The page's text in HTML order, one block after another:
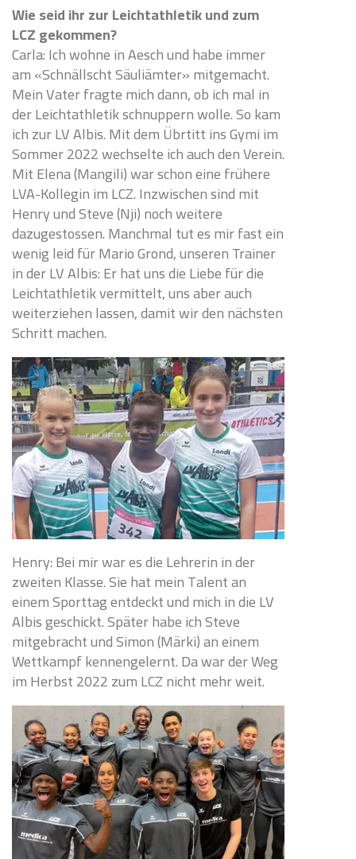
Wie seid ihr zur Leichtathletik und zum
LCZ gekommen?
Carla: Ich wohne in Aesch und habe immer
am «Schnällscht Säuliämter» mitgemacht.
Mein Vater fragte mich dann, ob ich mal in
der Leichtathletik schnuppern wolle. So kam
ich zur LV Albis. Mit dem Übrtitt ins Gymi im
Sommer 2022 wechselte ich auch den Verein.
Mit Elena (Mangili) war schon eine frühere
LVA-Kollegin im LCZ. Inzwischen sind mit
Henry und Steve (Nji) noch weitere
dazugestossen. Manchmal tut es mir fast ein
wenig leid für Mario Grond, unseren Trainer
in der LV Albis: Er hat uns die Liebe für die
Leichtathletik vermittelt, uns aber auch
weiterziehen lassen, damit wir den nächsten
Schritt machen.
Henry: Bei mir war es die Lehrerin in der
zweiten Klasse. Sie hat mein Talent an
einem Sporttag entdeckt und mich in die LV
Albis geschickt. Später habe ich Steve
mitgebracht und Simon (Märki) an einem
Wettkampf kennengelernt. Da war der Weg
im Herbst 2022 zum LCZ nicht mehr weit.